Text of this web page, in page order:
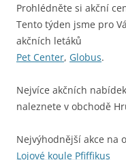
Prohlédněte si akční
Tento týden jsme pro
akčních letáků
Pet Center, Globus.
Nejvíce akčních
naleznete v obchodě
Nejvýhodnější akce na
Lojové koule Pfiffikus